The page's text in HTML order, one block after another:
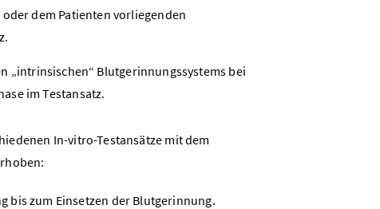
dem Patienten vorliegenden
„intrinsischen“ Blutgerinnungssystems bei
im Testansatz.
In-vitro-Testansätze mit dem
bis zum Einsetzen der Blutgerinnung.